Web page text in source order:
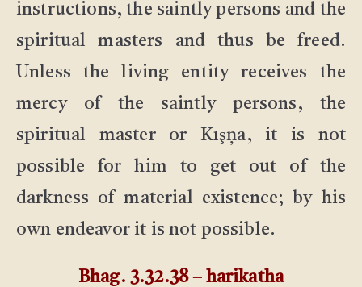
instructions, the saintly persons and the
spiritual masters and thus be freed.
Unless the living entity receives the
mercy of the saintly persons, the
spiritual master or Kışņa, it is not
possible for him to get out of the
darkness of material existence; by his
own endeavor it is not possible.
Bhag. 3.32.38 – harikatha